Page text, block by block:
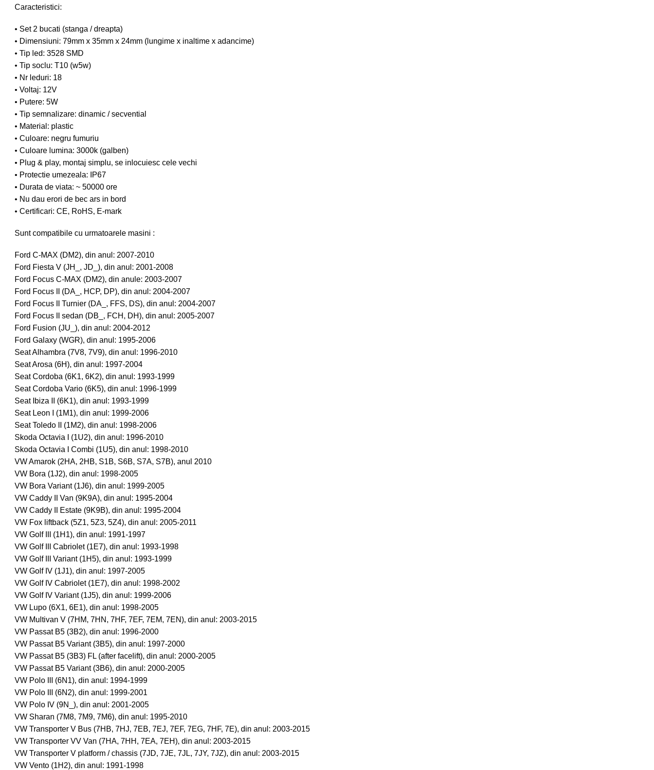
Caracteristici:
• Set 2 bucati (stanga / dreapta)
• Dimensiuni: 79mm x 35mm x 24mm (lungime x inaltime x adancime)
• Tip led: 3528 SMD
• Tip soclu: T10 (w5w)
• Nr leduri: 18
• Voltaj: 12V
• Putere: 5W
• Tip semnalizare: dinamic / secvential
• Material: plastic
• Culoare: negru fumuriu
• Culoare lumina: 3000k (galben)
• Plug & play, montaj simplu, se inlocuiesc cele vechi
• Protectie umezeala: IP67
• Durata de viata: ~ 50000 ore
• Nu dau erori de bec ars in bord
• Certificari: CE, RoHS, E-mark
Sunt compatibile cu urmatoarele masini :
Ford C-MAX (DM2), din anul: 2007-2010
Ford Fiesta V (JH_, JD_), din anul: 2001-2008
Ford Focus C-MAX (DM2), din anule: 2003-2007
Ford Focus II (DA_, HCP, DP), din anul: 2004-2007
Ford Focus II Turnier (DA_, FFS, DS), din anul: 2004-2007
Ford Focus II sedan (DB_, FCH, DH), din anul: 2005-2007
Ford Fusion (JU_), din anul: 2004-2012
Ford Galaxy (WGR), din anul: 1995-2006
Seat Alhambra (7V8, 7V9), din anul: 1996-2010
Seat Arosa (6H), din anul: 1997-2004
Seat Cordoba (6K1, 6K2), din anul: 1993-1999
Seat Cordoba Vario (6K5), din anul: 1996-1999
Seat Ibiza II (6K1), din anul: 1993-1999
Seat Leon I (1M1), din anul: 1999-2006
Seat Toledo II (1M2), din anul: 1998-2006
Skoda Octavia I (1U2), din anul: 1996-2010
Skoda Octavia I Combi (1U5), din anul: 1998-2010
VW Amarok (2HA, 2HB, S1B, S6B, S7A, S7B), anul 2010
VW Bora (1J2), din anul: 1998-2005
VW Bora Variant (1J6), din anul: 1999-2005
VW Caddy II Van (9K9A), din anul: 1995-2004
VW Caddy II Estate (9K9B), din anul: 1995-2004
VW Fox liftback (5Z1, 5Z3, 5Z4), din anul: 2005-2011
VW Golf III (1H1), din anul: 1991-1997
VW Golf III Cabriolet (1E7), din anul: 1993-1998
VW Golf III Variant (1H5), din anul: 1993-1999
VW Golf IV (1J1), din anul: 1997-2005
VW Golf IV Cabriolet (1E7), din anul: 1998-2002
VW Golf IV Variant (1J5), din anul: 1999-2006
VW Lupo (6X1, 6E1), din anul: 1998-2005
VW Multivan V (7HM, 7HN, 7HF, 7EF, 7EM, 7EN), din anul: 2003-2015
VW Passat B5 (3B2), din anul: 1996-2000
VW Passat B5 Variant (3B5), din anul: 1997-2000
VW Passat B5 (3B3) FL (after facelift), din anul: 2000-2005
VW Passat B5 Variant (3B6), din anul: 2000-2005
VW Polo III (6N1), din anul: 1994-1999
VW Polo III (6N2), din anul: 1999-2001
VW Polo IV (9N_), din anul: 2001-2005
VW Sharan (7M8, 7M9, 7M6), din anul: 1995-2010
VW Transporter V Bus (7HB, 7HJ, 7EB, 7EJ, 7EF, 7EG, 7HF, 7E), din anul: 2003-2015
VW Transporter VV Van (7HA, 7HH, 7EA, 7EH), din anul: 2003-2015
VW Transporter V platform / chassis (7JD, 7JE, 7JL, 7JY, 7JZ), din anul: 2003-2015
VW Vento (1H2), din anul: 1991-1998